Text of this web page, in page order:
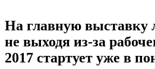
На главную выставку
не выходя из-за
2017 стартует уже в